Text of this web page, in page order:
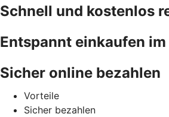
Schnell und kostenlos
Entspannt einkaufen
Sicher online bezahlen
Vorteile
Sicher bezahlen